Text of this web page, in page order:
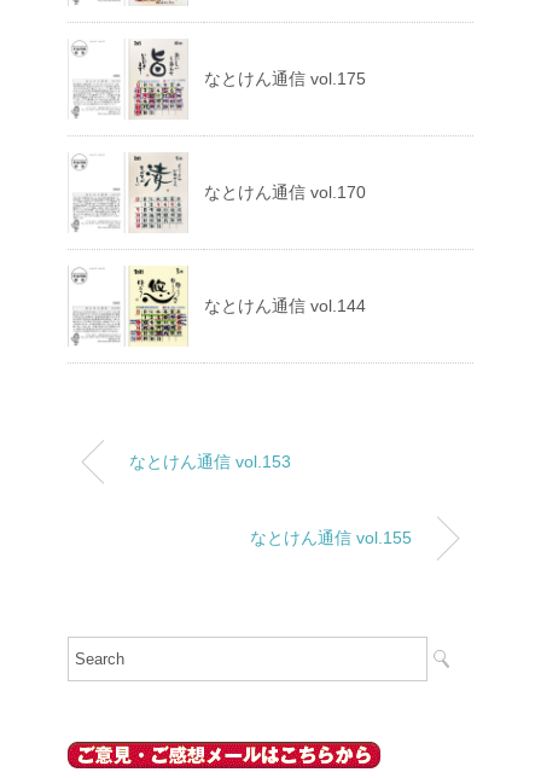
なとけん通信 vol.175
なとけん通信 vol.170
なとけん通信 vol.144
なとけん通信 vol.153
なとけん通信 vol.155